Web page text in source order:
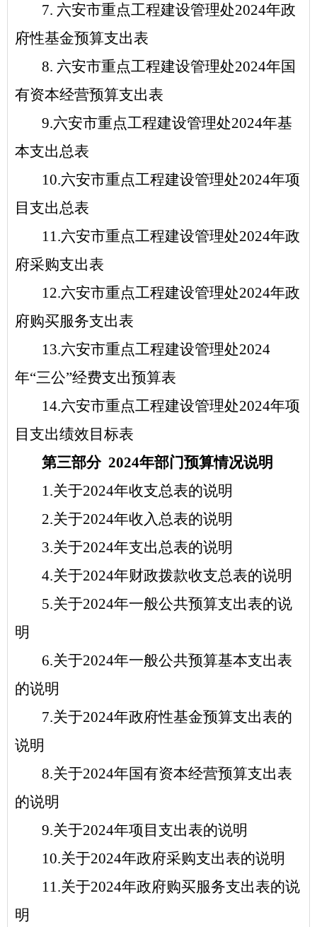
7. 六安市重点工程建设管理处2024年政
府性基金预算支出表
8. 六安市重点工程建设管理处2024年国
有资本经营预算支出表
9.六安市重点工程建设管理处2024年基
本支出总表
10.六安市重点工程建设管理处2024年项
目支出总表
11.六安市重点工程建设管理处2024年政
府采购支出表
12.六安市重点工程建设管理处2024年政
府购买服务支出表
13.六安市重点工程建设管理处2024
年“三公”经费支出预算表
14.六安市重点工程建设管理处2024年项
目支出绩效目标表
第三部分 2024年部门预算情况说明
1.关于2024年收支总表的说明
2.关于2024年收入总表的说明
3.关于2024年支出总表的说明
4.关于2024年财政拨款收支总表的说明
5.关于2024年一般公共预算支出表的说
明
6.关于2024年一般公共预算基本支出表
的说明
7.关于2024年政府性基金预算支出表的
说明
8.关于2024年国有资本经营预算支出表
的说明
9.关于2024年项目支出表的说明
10.关于2024年政府采购支出表的说明
11.关于2024年政府购买服务支出表的说
明